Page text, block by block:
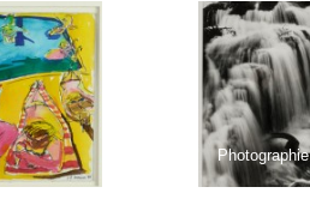
Photographie